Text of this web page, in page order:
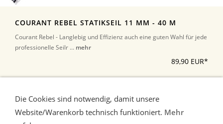
COURANT REBEL STATIKSEIL 11 MM - 40 M
Courant Rebel - Langlebig und Effizienz auch eine guten Wahl für jede
professionelle Seilr ... mehr
89,90 EUR*
*Alle Preise inkl. Umsatzsteuer, zuzüglich Versand
Die Cookies sind notwendig, damit unsere
Website/Warenkorb technisch funktioniert. Mehr